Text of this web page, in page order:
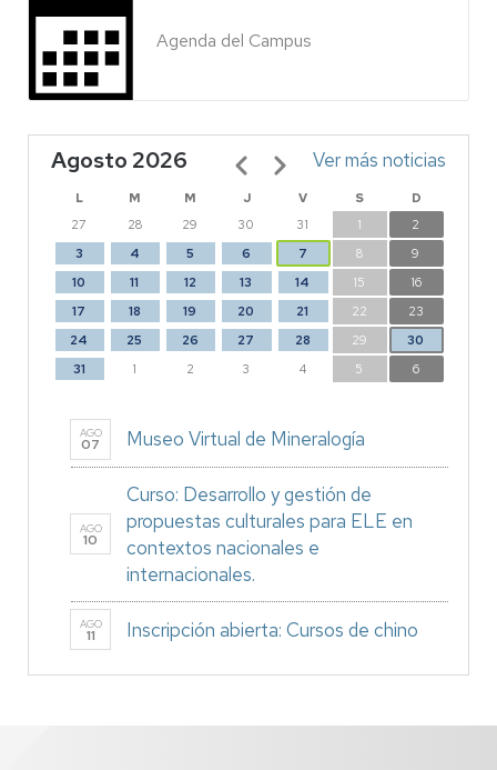
Agenda del Campus
Agosto 2026
L M M J V S
D
27
28 29 30 31 1
2
3
4 5 6 7 8
9
10
11 12 13 14 15
16
17
18 19 20 21 22
23
24
25 26 27 28 29
30
31
1 2 3 4 5 6
Paginación Ver más noticias
AGO
07 Museo Virtual de Mineralogía
AGO
10
Curso: Desarrollo y gestión de
propuestas culturales para ELE en
contextos nacionales e
internacionales.
AGO
11 Inscripción abierta: Cursos de chino